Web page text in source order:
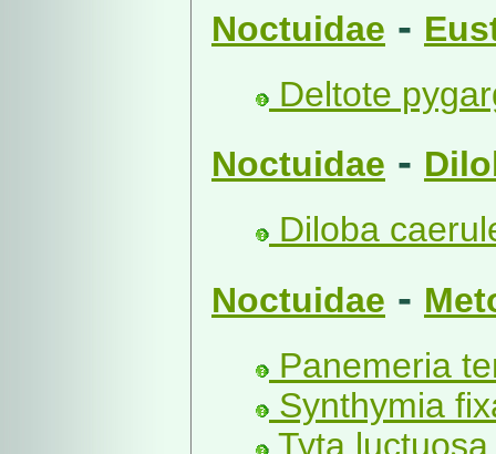
Noctuidae -
Deltote
Noctuidae -
Diloba
Noctuidae -
Panemeria
Synthymia
Tyta